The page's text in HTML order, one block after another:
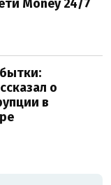
Money 24/7
о
в